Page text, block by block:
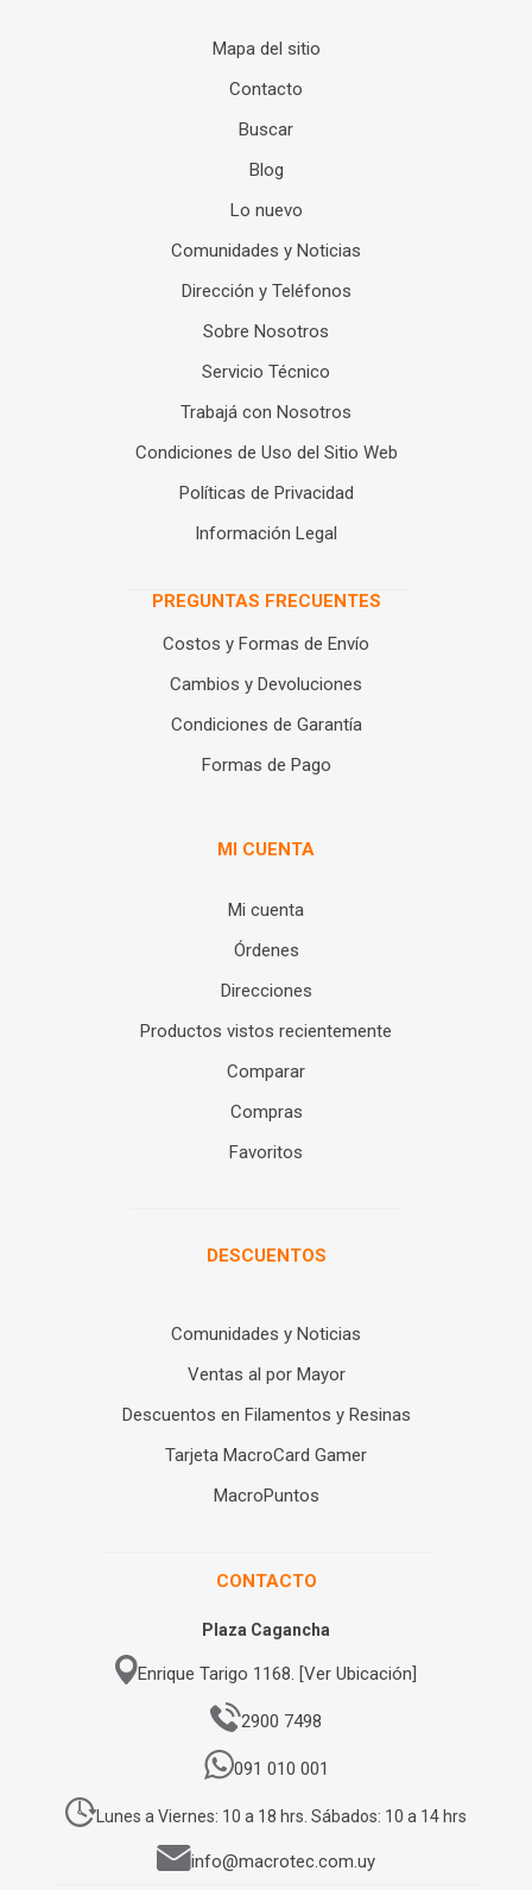
Mapa del sitio
Contacto
Buscar
Blog
Lo nuevo
Comunidades y Noticias
Dirección y Teléfonos
Sobre Nosotros
Servicio Técnico
Trabajá con Nosotros
Condiciones de Uso del Sitio Web
Políticas de Privacidad
Información Legal
PREGUNTAS FRECUENTES
Costos y Formas de Envío
Cambios y Devoluciones
Condiciones de Garantía
Formas de Pago
MI CUENTA
Mi cuenta
Órdenes
Direcciones
Productos vistos recientemente
Comparar
Compras
Favoritos
DESCUENTOS
Comunidades y Noticias
Ventas al por Mayor
Descuentos en Filamentos y Resinas
Tarjeta MacroCard Gamer
MacroPuntos
CONTACTO
Plaza Cagancha
Enrique Tarigo 1168. [Ver Ubicación]
2900 7498
091 010 001
Lunes a Viernes: 10 a 18 hrs. Sábados: 10 a 14 hrs
info@macrotec.com.uy